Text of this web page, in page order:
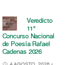
Veredicto
11°
Concurso Nacional
de Poesía Rafael
Cadenas 2026